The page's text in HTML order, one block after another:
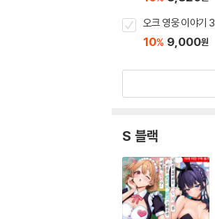
오크 영웅 이야기 3
10% 9,000원
S 블랙